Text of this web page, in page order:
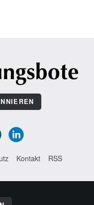
Kontakt RSS